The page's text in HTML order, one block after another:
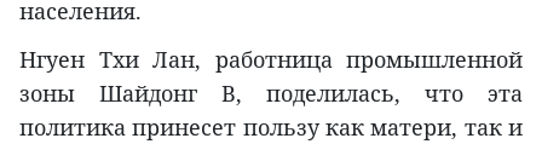
населения.
Нгуен Тхи Лан, работница промышленной
зоны Шайдонг B, поделилась, что эта
политика принесет пользу как матери, так и